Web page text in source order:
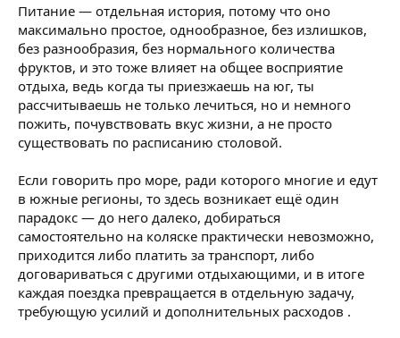
Питание — отдельная история, потому что оно
максимально простое, однообразное, без излишков,
без разнообразия, без нормального количества
фруктов, и это тоже влияет на общее восприятие
отдыха, ведь когда ты приезжаешь на юг, ты
рассчитываешь не только лечиться, но и немного
пожить, почувствовать вкус жизни, а не просто
существовать по расписанию столовой.
Если говорить про море, ради которого многие и едут
в южные регионы, то здесь возникает ещё один
парадокс — до него далеко, добираться
самостоятельно на коляске практически невозможно,
приходится либо платить за транспорт, либо
договариваться с другими отдыхающими, и в итоге
каждая поездка превращается в отдельную задачу,
требующую усилий и дополнительных расходов .